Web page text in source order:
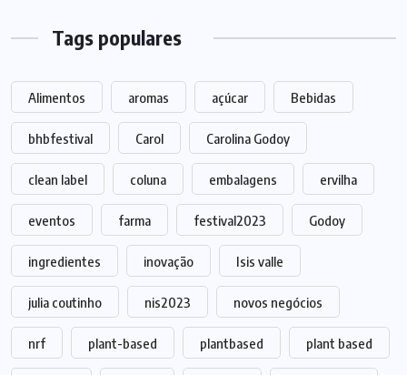
Tags populares
Alimentos aromas açúcar Bebidas
bhbfestival Carol Carolina Godoy
clean label coluna embalagens ervilha
eventos farma festival2023 Godoy
ingredientes inovação Isis valle
julia coutinho nis2023 novos negócios
nrf plant-based plantbased plant based